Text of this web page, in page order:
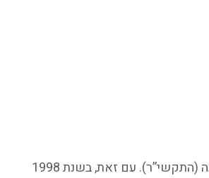
בעבר הטרדה מינית הייתה מושג שנזכר בעיקר בחוקים הרלוונטיים לדיני עבודה ולתקנון שירות המדינה (התקשי”ר). עם זאת, בשנת 1998